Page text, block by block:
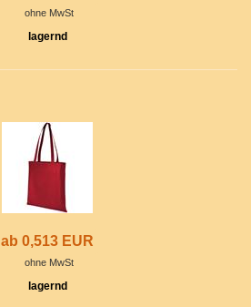
ohne MwSt
lagernd
ab 0,513 EUR
ohne MwSt
lagernd